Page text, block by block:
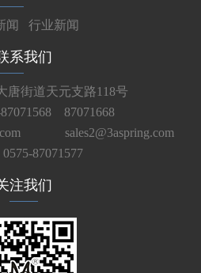
闻 行业新闻
系我们
唐街道天元支路118号
87071668
sales2@3aspring.com
87071577
注我们